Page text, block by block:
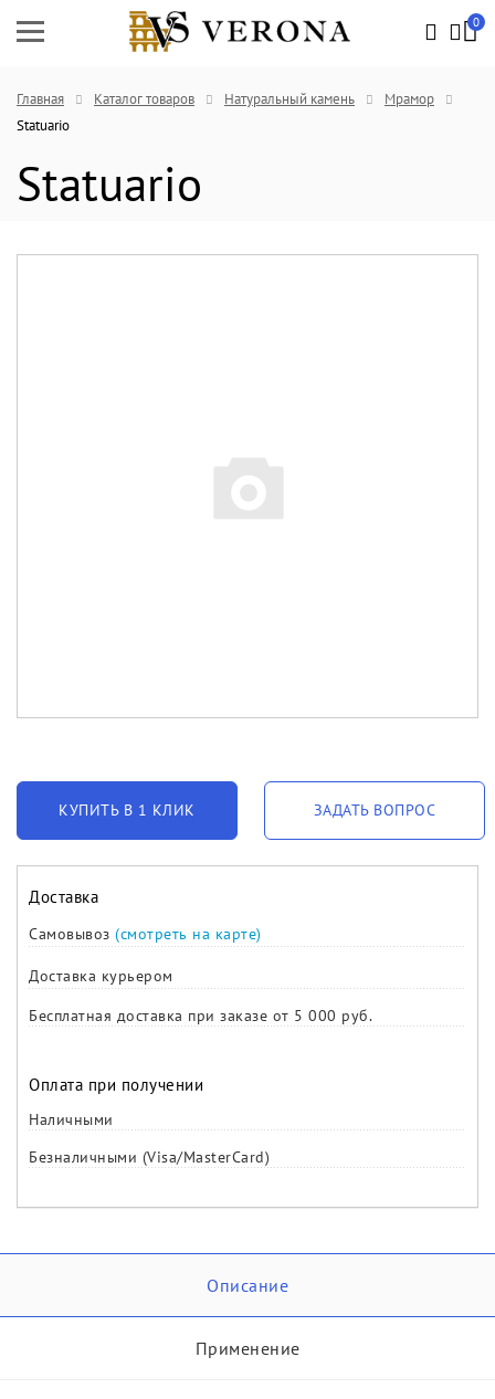
0
Главная Каталог товаров Натуральный камень
Мрамор
Statuario
Statuario
КУПИТЬ В 1 КЛИК ЗАДАТЬ ВОПРОС
Доставка
Самовывоз (смотреть на карте)
Доставка курьером
Бесплатная доставка при заказе от 5 000 руб.
Оплата при получении
Наличными
Безналичными (Visa/MasterCard)
Описание
Применение